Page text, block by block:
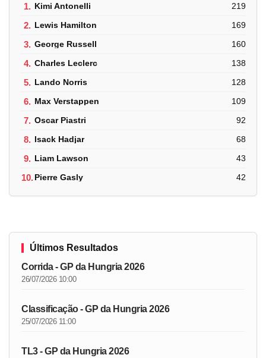
1. Kimi Antonelli 219
2. Lewis Hamilton 169
3. George Russell 160
4. Charles Leclerc 138
5. Lando Norris 128
6. Max Verstappen 109
7. Oscar Piastri 92
8. Isack Hadjar 68
9. Liam Lawson 43
10.Pierre Gasly 42
Últimos Resultados
Corrida - GP da Hungria 2026
26/07/2026 10:00
Classificação - GP da Hungria 2026
25/07/2026 11:00
TL3 - GP da Hungria 2026